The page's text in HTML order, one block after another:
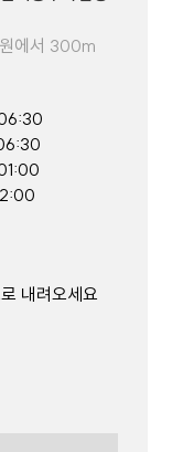
에서 300m
내려오세요